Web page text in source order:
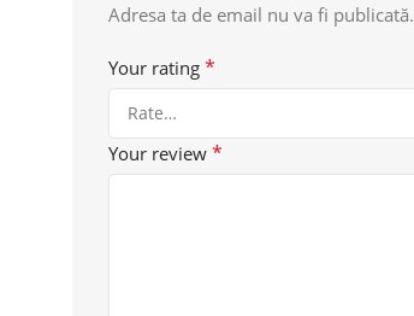
Adresa ta de email nu va fi publicată.
Your rating *
Your review *